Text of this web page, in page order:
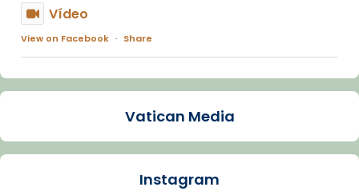
Vídeo
View on Facebook · Share
Arquebisbat de Barcelona
La Carmina va patir depressió. Fa gairebé
dos mesos, a l'Estadi Lluís Companys, la
Vatican Media
Instagram